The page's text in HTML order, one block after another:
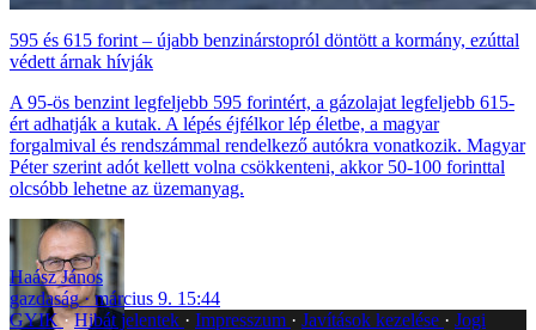
595 és 615 forint – újabb benzinárstopról döntött a kormány, ezúttal
védett árnak hívják
A 95-ös benzint legfeljebb 595 forintért, a gázolajat legfeljebb 615-
ért adhatják a kutak. A lépés éjfélkor lép életbe, a magyar
forgalmival és rendszámmal rendelkező autókra vonatkozik. Magyar
Péter szerint adót kellett volna csökkenteni, akkor 50-100 forinttal
olcsóbb lehetne az üzemanyag.
Haász János
gazdaság
március 9. 15:44
GYIK Hibát jelentek Impresszum Javítások kezelése
Jogi